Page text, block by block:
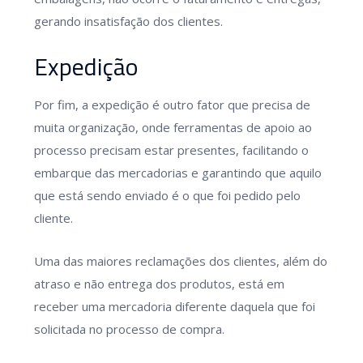
gerando insatisfação dos clientes.
Expedição
Por fim, a expedição é outro fator que precisa de
muita organização, onde ferramentas de apoio ao
processo precisam estar presentes, facilitando o
embarque das mercadorias e garantindo que aquilo
que está sendo enviado é o que foi pedido pelo
cliente.
Uma das maiores reclamações dos clientes, além do
atraso e não entrega dos produtos, está em
receber uma mercadoria diferente daquela que foi
solicitada no processo de compra.